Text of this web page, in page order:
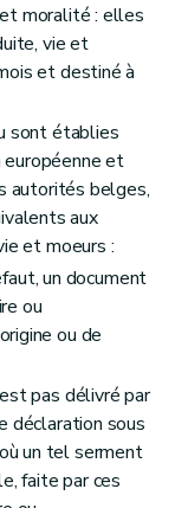
moralité : elles
vie et
et destiné à
sont établies
et
autorités belges,
aux
et moeurs :
un document
ou
ou de
pas délivré par
déclaration sous
un tel serment
faite par ces